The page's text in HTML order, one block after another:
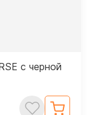
с черной